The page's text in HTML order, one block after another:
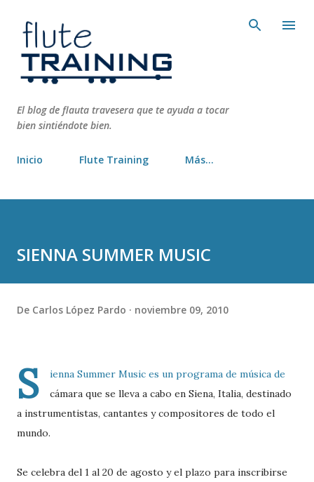
El blog de flauta travesera que te ayuda a tocar
bien sintiéndote bien.
Inicio Flute Training Más…
SIENNA SUMMER MUSIC
De Carlos López Pardo noviembre 09, 2010
S
ienna Summer Music es un programa de música de
cámara que se lleva a cabo en Siena, Italia, destinado
a instrumentistas, cantantes y compositores de todo el
mundo.
Se celebra del 1 al 20 de agosto y el plazo para inscribirse